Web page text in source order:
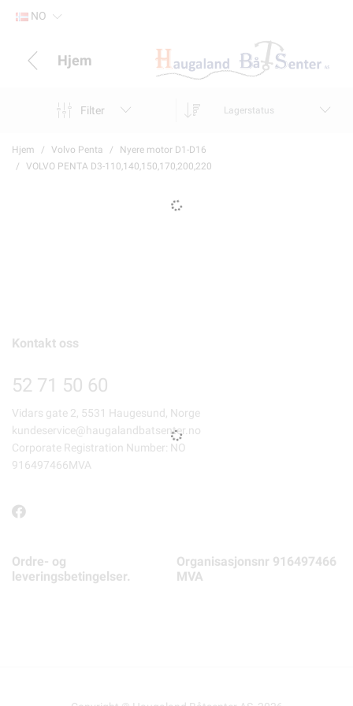
NO
Hjem
Filter Lagerstatus
Hjem Volvo Penta
Nyere motor D1-D16
VOLVO PENTA D3-110,140,150,170,200,220
Kontakt oss
52 71 50 60
Vidars gate 2, 5531 Haugesund, Norge
kundeservice@haugalandbatsenter.no
Corporate Registration Number: NO
916497466MVA
Ordre- og
leveringsbetingelser.
Organisasjonsnr 916497466
MVA